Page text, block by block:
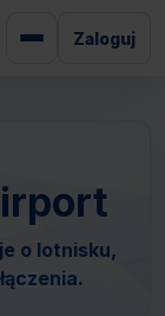
Zaloguj
o lotnisku,